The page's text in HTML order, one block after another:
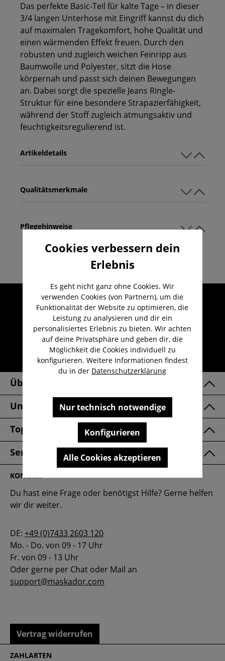
Das perfekte Basic-Teil für kalte Tage – in dieser
3/4 langen Unterhose mit Eingriff kannst du dich
auf maximalen Tragekomfort, hohe Qualität und
einen wärmenden Effekt freuen. Durch den
robusten und zugleich weichen Feinripp aus
Baumwolle und Polyester, sitzt die Hose
körpernah und passt sich deinen Bewegungen
an. Dabei sorgt die spezielle Jeans Ringle-
Struktur für eine besondere Strapazierfähigkeit,
während der Stoff zugleich atmungsaktiv und
feuchtigkeitsregulierend ist.
Qualitätsmerkmale
Artikeldetails
Pflegehinweise
Umfangreicher Kundenservice
Kauf auf Rechnung
Kostenloser Versand ab 29,-€
Lieferzeit 1-3 Werktage
30 Tage kostenlose Retoure
Über Uns
Unsere Marken
Top Kategorien
Service & FAQ
KONTAKT
Du hast eine Frage oder benötigst Hilfe? Gerne helfen
wir dir weiter.
DE: +49 (0)7433 2603 120
Mo. - Do. von 09 - 17 Uhr
Fr. von 09 - 13 Uhr
Oder gerne per Chat oder Mail an
support@maskador.com
Vertrag widerrufen
ZAHLARTEN
Cookies verbessern dein
Erlebnis
Es geht nicht ganz ohne Cookies. Wir
verwenden Cookies (von Partnern), um die
Funktionalität der Website zu optimieren, die
Leistung zu analysieren und dir ein
personalisiertes Erlebnis zu bieten. Wir achten
auf deine Privatsphäre und geben dir, die
Möglichkeit die Cookies individuell zu
konfigurieren. Weitere Informationen findest
du in der Datenschutzerklärung
Nur technisch notwendige
Konfigurieren
Alle Cookies akzeptieren